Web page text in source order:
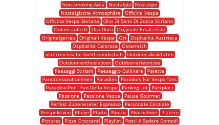
Non-smoking Area
Nostalgia
Nostalgie
Nostalgische Atmosphäre
Officina Vespa
Officina Vespa Stiriana
Olio Di Semi Di Zucca Stiriano
Online-auftritt Ora Doro Originale Ersatzteile
Originalgetreu Originali Vespa Ort Ospitalità Austriaca
Ospitalità Calorosa
Österreich
österreichische Gastfreundschaft Outdoor-aktivitäten
Outdoor-enthusiasten
Outdoor-erlebnisse
Paesaggi Stiriani
Paesaggio Collinare
Palette
Panoramaaufnahmen
Paradies
Paradies Für Vespa-fans
Paradiso Per I Fan Della Vespa
Parking Lot
Parkplatz
Passione
Passione Vespa
Pausa Gourmet
Perfekt Zubereiteter Espresso
Personale Cordiale
Perspektiven
Pflege Photo Photos Photoshoot
Piacere
Pictures
Pizze Croccanti Playlist
Posti A Sedere Comodi